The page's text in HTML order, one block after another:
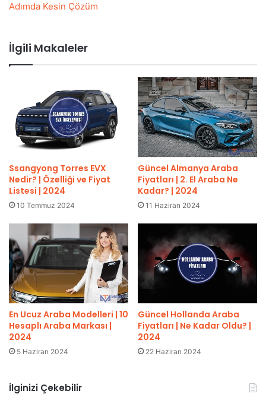
Adımda Kesin Çözüm
İlgili Makaleler
Ssangyong Torres EVX
Nedir? | Özelliği ve Fiyat
Listesi | 2024
10 Temmuz 2024
Güncel Almanya Araba
Fiyatları | 2. El Araba Ne
Kadar? | 2024
11 Haziran 2024
En Ucuz Araba Modelleri | 10
Hesaplı Araba Markası |
2024
5 Haziran 2024
Güncel Hollanda Araba
Fiyatları | Ne Kadar Oldu? |
2024
22 Haziran 2024
İlginizi Çekebilir